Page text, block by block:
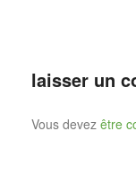
laisser un
Vous devez être